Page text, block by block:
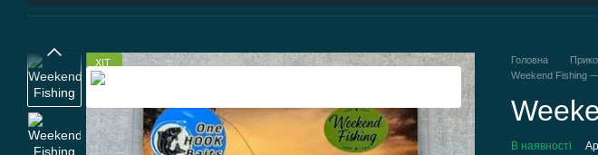
ХІТ Головна
Weekend Fishing
В наявності